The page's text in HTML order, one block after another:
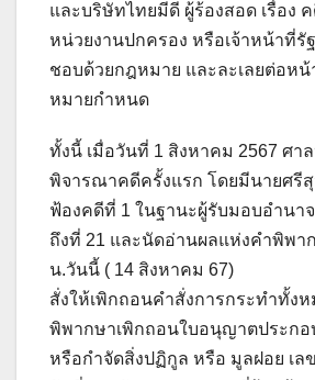
และบริษัทไทยมีดี ผู้ร้องสอด เรื่อง
หน่วยงานปกครอง หรือเจ้าหน้าที่รั
ชอบด้วยกฎหมาย และละเลยต่อห
หมายกำหนด
ทั้งนี้ เมื่อวันที่ 1 สิงหาคม 2567 ศา
พิจารณาคดีครั้งแรก โดยมีนายศรี
ฟ้องคดีที่ 1 ในฐานะผู้รับมอบอำนา
ถึงที่ 21 และนัดอ่านผลแห่งคำพิพา
น.วันนี้ ( 14 สิงหาคม 67)
สั่งให้เพิกถอนคำสั่งการกระทำทั้ง
พิพากษาเพิกถอนใบอนุญาตประกอ
หรือกำจัดสิ่งปฏิกูล หรือ มูลฝอย เล